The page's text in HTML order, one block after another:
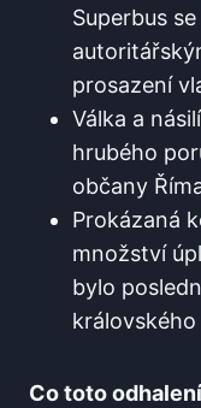
Superbus
prosazení
Válka a
hrubého
občany
Prokázaná
množství
bylo
Co toto